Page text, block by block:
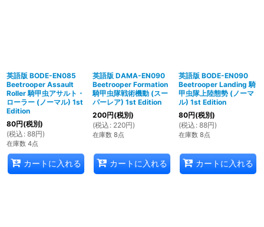
英語版 BODE-EN085
Beetrooper Assault
Roller 騎甲虫アサルト・
ローラー (ノーマル) 1st
Edition
80円(税別)
(税込 : 88円)
在庫数 4点
カートに入れる
英語版 DAMA-EN090
Beetrooper Formation
騎甲虫隊戦術機動 (スー
パーレア) 1st Edition
200円(税別)
(税込 : 220円)
在庫数 8点
カートに入れる
英語版 BODE-EN090
Beetrooper Landing 騎
甲虫隊上陸態勢 (ノーマ
ル) 1st Edition
80円(税別)
(税込 : 88円)
在庫数 8点
カートに入れる